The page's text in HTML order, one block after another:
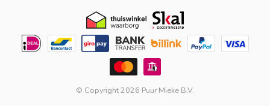
© Copyright 2026 Puur Mieke B.V.